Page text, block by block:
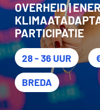
OVERHEID |
PARTICIPATIE
28 - 36 UUR
BREDA